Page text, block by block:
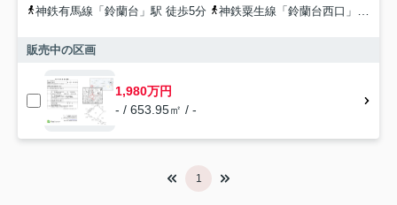
神鉄有馬線「鈴蘭台」駅 徒歩5分
神鉄粟生線「鈴蘭台西口」駅 徒歩6分
販売中の区画
1,980万円
- / 653.95㎡ / -
1